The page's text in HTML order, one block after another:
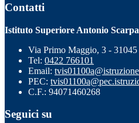
Contatti
Istituto Superiore Antonio
Via Primo Maggio, 3 -
Tel: 0422 766101
Email:
PEC:
C.F.: 94071460268
Seguici su